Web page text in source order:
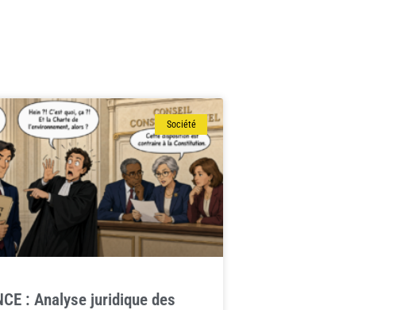
Société
: Analyse juridique des